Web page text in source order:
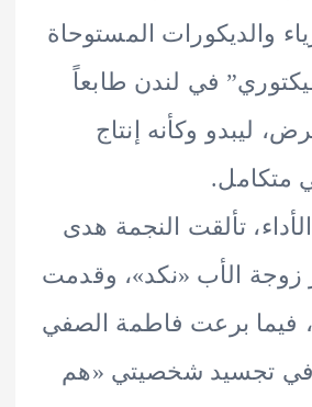
المستوحاة
في لندن طابعاً
وكأنه إنتاج
النجمة هدى
«نكد»، وقدمت
برعت فاطمة الصفي
شخصيتي «هم